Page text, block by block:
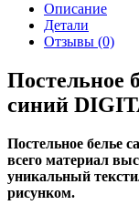
Описание
Детали
Отзывы (0)
Постельное
синий
Постельное белье
всего материал
уникальный
рисунком.